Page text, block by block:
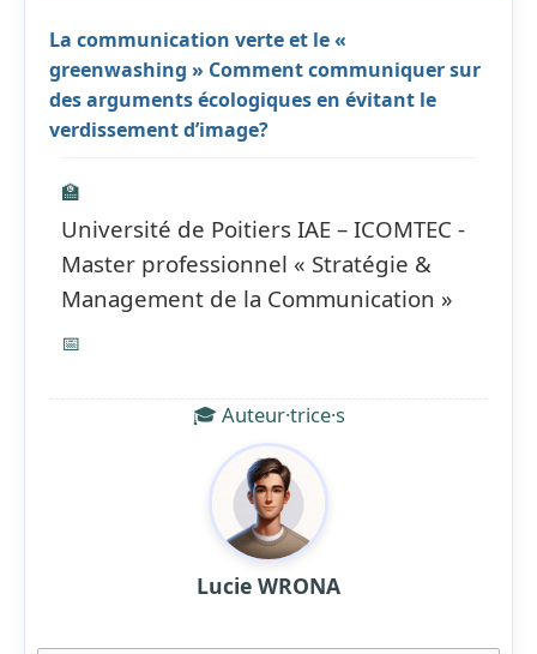
La communication verte et le «
greenwashing » Comment communiquer sur
des arguments écologiques en évitant le
verdissement d’image?
🏫
Université de Poitiers IAE – ICOMTEC -
Master professionnel « Stratégie &
Management de la Communication »
📅
🎓 Auteur·trice·s
Lucie WRONA